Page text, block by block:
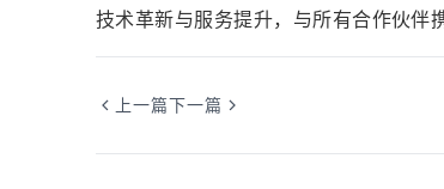
技术革新与服务提升，与所有合作伙伴
上一篇下一篇